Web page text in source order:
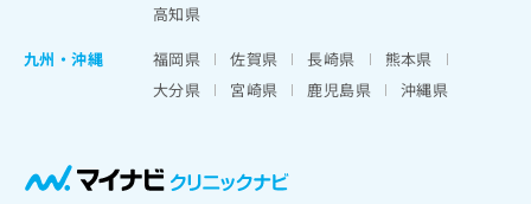
高知県
九州・沖縄
福岡県 佐賀県 長崎県
熊本県
大分県
宮崎県 鹿児島県 沖縄県